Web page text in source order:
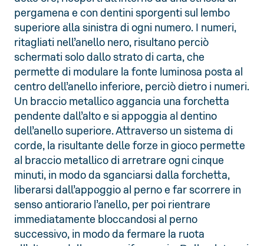
pergamena e con dentini sporgenti sul lembo
superiore alla sinistra di ogni numero. I numeri,
ritagliati nell’anello nero, risultano perciò
schermati solo dallo strato di carta, che
permette di modulare la fonte luminosa posta al
centro dell’anello inferiore, perciò dietro i numeri.
Un braccio metallico aggancia una forchetta
pendente dall’alto e si appoggia al dentino
dell’anello superiore. Attraverso un sistema di
corde, la risultante delle forze in gioco permette
al braccio metallico di arretrare ogni cinque
minuti, in modo da sganciarsi dalla forchetta,
liberarsi dall’appoggio al perno e far scorrere in
senso antiorario l’anello, per poi rientrare
immediatamente bloccandosi al perno
successivo, in modo da fermare la ruota